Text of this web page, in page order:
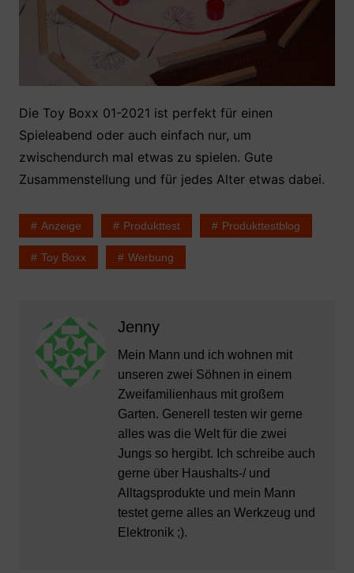
Die Toy Boxx 01-2021 ist perfekt für einen
Spieleabend oder auch einfach nur, um
zwischendurch mal etwas zu spielen. Gute
Zusammenstellung und für jedes Alter etwas dabei.
Anzeige Produkttest Produkttestblog
Toy Boxx Werbung
Jenny
Mein Mann und ich wohnen mit
unseren zwei Söhnen in einem
Zweifamilienhaus mit großem
Garten. Generell testen wir gerne
alles was die Welt für die zwei
Jungs so hergibt. Ich schreibe auch
gerne über Haushalts-/ und
Alltagsprodukte und mein Mann
testet gerne alles an Werkzeug und
Elektronik ;).